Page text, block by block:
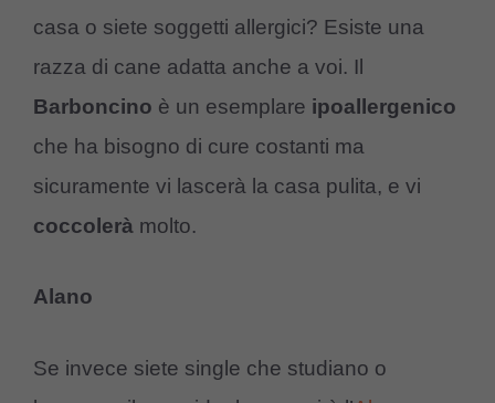
casa o siete soggetti allergici? Esiste una
razza di cane adatta anche a voi. Il
Barboncino è un esemplare ipoallergenico
che ha bisogno di cure costanti ma
sicuramente vi lascerà la casa pulita, e vi
coccolerà molto.
Alano
Se invece siete single che studiano o